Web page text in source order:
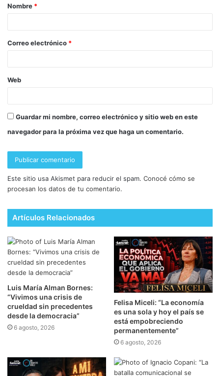
Nombre *
Correo electrónico *
Web
Guardar mi nombre, correo electrónico y sitio web en este
navegador para la próxima vez que haga un comentario.
Este sitio usa Akismet para reducir el spam. Conocé cómo se
procesan los datos de tu comentario.
Artículos Relacionados
Luis María Alman Bornes:
“Vivimos una crisis de
crueldad sin precedentes
desde la democracia”
6 agosto, 2026
Felisa Miceli: “La economía
es una sola y hoy el país se
está empobreciendo
permanentemente”
6 agosto, 2026